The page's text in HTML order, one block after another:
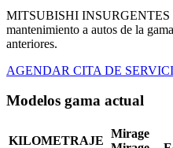
MITSUBISHI INSURGENTES
mantenimiento a autos de la
anteriores.
AGENDAR CITA DE
Modelos gama actual
KILOMETRAJE
Mirage